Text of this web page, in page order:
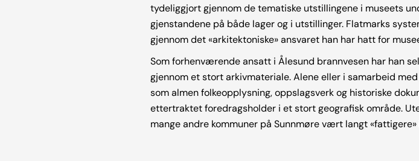
tydeliggjort gjennom de tematiske utstillingene i museets
gjenstandene på både lager og i utstillinger. Flatmarks
gjennom det «arkitektoniske» ansvaret han har hatt for
Som forhenværende ansatt i Ålesund brannvesen har han
gjennom et stort arkivmateriale. Alene eller i samarbeid
som almen folkeopplysning, oppslagsverk og historiske
ettertraktet foredragsholder i et stort geografisk område.
mange andre kommuner på Sunnmøre vært langt